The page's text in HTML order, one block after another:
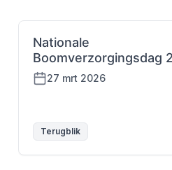
Nationale
Boomverzorgingsdag
27 mrt 2026
Terugblik